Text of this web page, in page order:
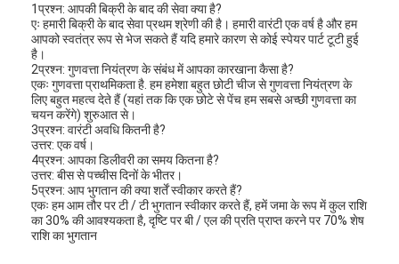
घर
उत्पाद
वीडियो
1प्रश्न: आपकी बिक्री के बाद की सेवा क्या है?
एः हमारी बिक्री के बाद सेवा प्रथम श्रेणी की है। हमारी वारंटी एक वर्ष है और हम
आपको स्वतंत्र रूप से भेज सकते हैं यदि हमारे कारण से कोई स्पेयर पार्ट टूटी हुई
है।
2प्रश्न: गुणवत्ता नियंत्रण के संबंध में आपका कारखाना कैसा है?
एकः गुणवत्ता प्राथमिकता है. हम हमेशा बहुत छोटी चीज से गुणवत्ता नियंत्रण के
लिए बहुत महत्व देते हैं (यहां तक कि एक छोटे से पेंच हम सबसे अच्छी गुणवत्ता का
चयन करेंगे) शुरुआत से।
3प्रश्न: वारंटी अवधि कितनी है?
उत्तर: एक वर्ष।
4प्रश्न: आपका डिलीवरी का समय कितना है?
उत्तर: बीस से पच्चीस दिनों के भीतर।
5प्रश्न: आप भुगतान की क्या शर्तें स्वीकार करते हैं?
एकः हम आम तौर पर टी / टी भुगतान स्वीकार करते हैं, हमें जमा के रूप में कुल राशि
का 30% की आवश्यकता है, दृष्टि पर बी / एल की प्रति प्राप्त करने पर 70% शेष
राशि का भुगतान